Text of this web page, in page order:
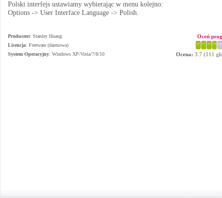
Polski interfejs ustawiamy wybierając w menu kolejno:
Options -> User Interface Language -> Polish.
Producent: Stanley Huang
Licencja: Freeware (darmowa)
System Operacyjny: Windows XP/Vista/7/8/10
Oceń
Ocena: 3.7 (111